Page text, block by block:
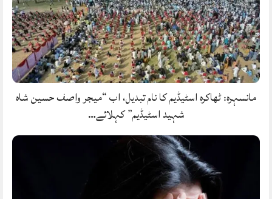
مانسہرہ: ٹھاکرہ اسٹیڈیم کا نام تبدیل، اب “میجر واصف حسین شاہ
شہید اسٹیڈیم” کہلائے…